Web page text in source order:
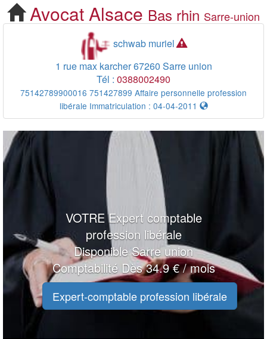
Cherchez votre Avocat
Sarre union
AvocatAlsace Bas rhin Sarre-union
schwab muriel
1 rue max karcher67260 Sarre union
Tél : 0388002490
75142789900016 751427899 Affaire personnelle profession
libérale Immatriculation : 04-04-2011
VOTRE Expert comptable
profession libérale
Disponible Sarre union
Comptabilité Dès 34.9 € / mois
Expert-comptable profession libérale